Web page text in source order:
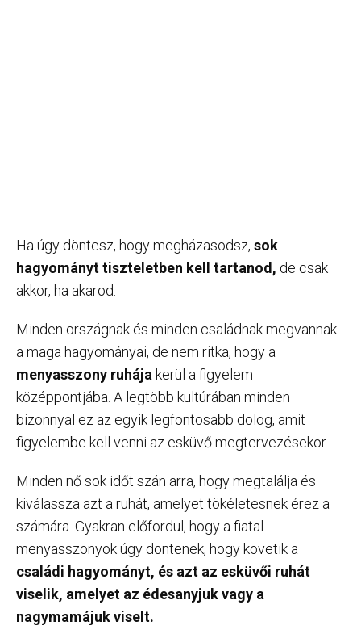
Ha úgy döntesz, hogy megházasodsz, sok
hagyományt tiszteletben kell tartanod, de csak
akkor, ha akarod.
Minden országnak és minden családnak megvannak
a maga hagyományai, de nem ritka, hogy a
menyasszony ruhája kerül a figyelem
középpontjába. A legtöbb kultúrában minden
bizonnyal ez az egyik legfontosabb dolog, amit
figyelembe kell venni az esküvő megtervezésekor.
Minden nő sok időt szán arra, hogy megtalálja és
kiválassza azt a ruhát, amelyet tökéletesnek érez a
számára. Gyakran előfordul, hogy a fiatal
menyasszonyok úgy döntenek, hogy követik a
családi hagyományt, és azt az esküvői ruhát
viselik, amelyet az édesanyjuk vagy a
nagymamájuk viselt.